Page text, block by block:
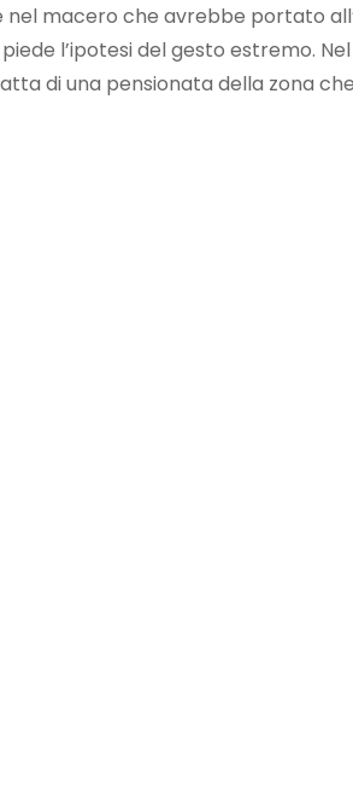
macero che avrebbe portato
l’ipotesi del gesto estremo.
di una pensionata della zona